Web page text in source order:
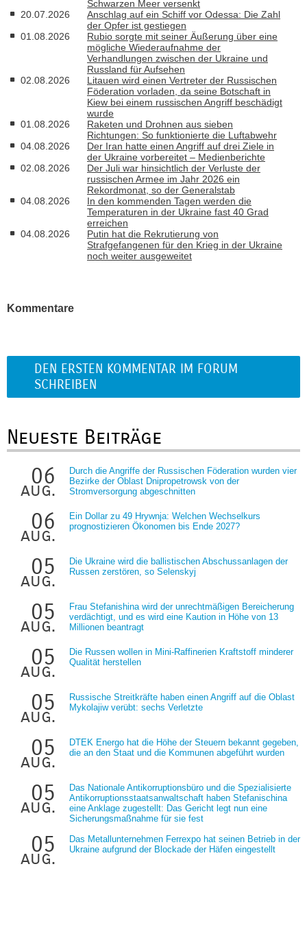
Schwarzen Meer versenkt
20.07.2026
Anschlag auf ein Schiff vor Odessa: Die Zahl
der Opfer ist gestiegen
01.08.2026
Rubio sorgte mit seiner Äußerung über eine
mögliche Wiederaufnahme der
Verhandlungen zwischen der Ukraine und
Russland für Aufsehen
02.08.2026
Litauen wird einen Vertreter der Russischen
Föderation vorladen, da seine Botschaft in
Kiew bei einem russischen Angriff beschädigt
wurde
01.08.2026
Raketen und Drohnen aus sieben
Richtungen: So funktionierte die Luftabwehr
04.08.2026
Der Iran hatte einen Angriff auf drei Ziele in
der Ukraine vorbereitet – Medienberichte
02.08.2026
Der Juli war hinsichtlich der Verluste der
russischen Armee im Jahr 2026 ein
Rekordmonat, so der Generalstab
04.08.2026
In den kommenden Tagen werden die
Temperaturen in der Ukraine fast 40 Grad
erreichen
04.08.2026
Putin hat die Rekrutierung von
Strafgefangenen für den Krieg in der Ukraine
noch weiter ausgeweitet
Kommentare
DEN ERSTEN KOMMENTAR IM FORUM
SCHREIBEN
Neueste Beiträge
06
aug.
Durch die Angriffe der Russischen Föderation wurden vier
Bezirke der Oblast Dnipropetrowsk von der
Stromversorgung abgeschnitten
06
aug.
Ein Dollar zu 49 Hrywnja: Welchen Wechselkurs
prognostizieren Ökonomen bis Ende 2027?
05
aug.
Die Ukraine wird die ballistischen Abschussanlagen der
Russen zerstören, so Selenskyj
05
aug.
Frau Stefanishina wird der unrechtmäßigen Bereicherung
verdächtigt, und es wird eine Kaution in Höhe von 13
Millionen beantragt
05
aug.
Die Russen wollen in Mini-Raffinerien Kraftstoff minderer
Qualität herstellen
05
aug.
Russische Streitkräfte haben einen Angriff auf die Oblast
Mykolajiw verübt: sechs Verletzte
05
aug.
DTEK Energo hat die Höhe der Steuern bekannt gegeben,
die an den Staat und die Kommunen abgeführt wurden
05
aug.
Das Nationale Antikorruptionsbüro und die Spezialisierte
Antikorruptionsstaatsanwaltschaft haben Stefanischina
eine Anklage zugestellt: Das Gericht legt nun eine
Sicherungsmaßnahme für sie fest
05
aug.
Das Metallunternehmen Ferrexpo hat seinen Betrieb in der
Ukraine aufgrund der Blockade der Häfen eingestellt